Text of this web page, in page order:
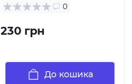
0
230 грн
До кошика